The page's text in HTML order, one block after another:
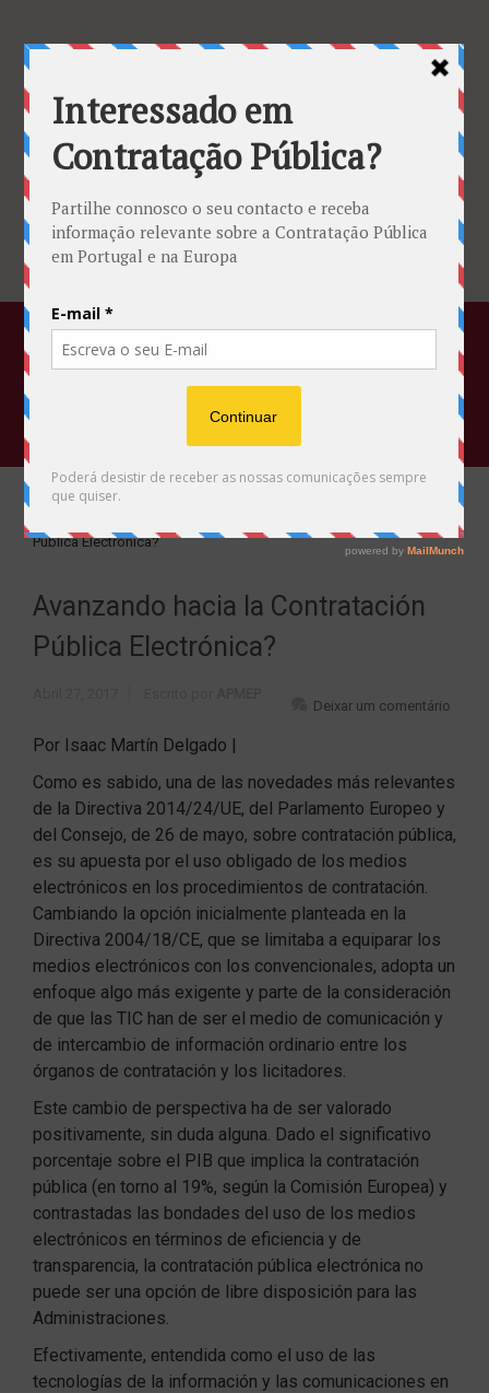
Associação Portuguesa da Contratação
Pública
Pública Electrónica?
Avanzando hacia la Contratación
Pública Electrónica?
Deixar um comentário
Por Isaac Martín Delgado |
Como es sabido, una de las novedades más relevantes
de la Directiva 2014/24/UE, del Parlamento Europeo y
del Consejo, de 26 de mayo, sobre contratación pública,
es su apuesta por el uso obligado de los medios
electrónicos en los procedimientos de contratación.
Cambiando la opción inicialmente planteada en la
Directiva 2004/18/CE, que se limitaba a equiparar los
medios electrónicos con los convencionales, adopta un
enfoque algo más exigente y parte de la consideración
de que las TIC han de ser el medio de comunicación y
de intercambio de información ordinario entre los
órganos de contratación y los licitadores.
Este cambio de perspectiva ha de ser valorado
positivamente, sin duda alguna. Dado el significativo
porcentaje sobre el PIB que implica la contratación
pública (en torno al 19%, según la Comisión Europea) y
contrastadas las bondades del uso de los medios
electrónicos en términos de eficiencia y de
transparencia, la contratación pública electrónica no
puede ser una opción de libre disposición para las
Administraciones.
Efectivamente, entendida como el uso de las
tecnologías de la información y las comunicaciones en